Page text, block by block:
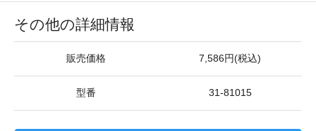
その他の詳細情報
販売価格 7,586円(税込)
型番 31-81015